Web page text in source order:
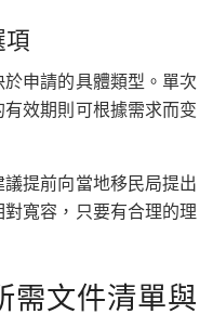
申請的具體類型。單次
效期則可根據需求而变
提前向當地移民局提出
寬容，只要有合理的理
需文件清單與